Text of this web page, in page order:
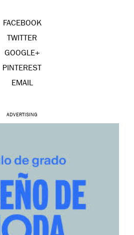
FACEBOOK
TWITTER
GOOGLE+
PINTEREST
EMAIL
ADVERTISING